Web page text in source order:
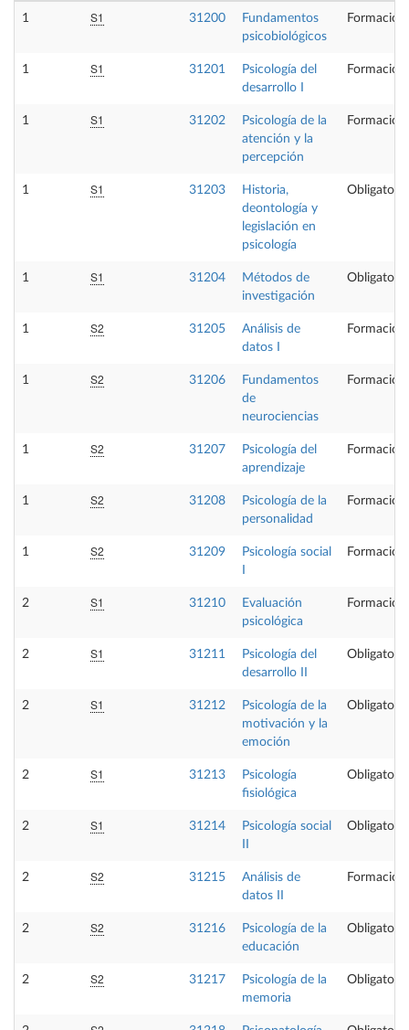
1 S1 31200
Fundamentos
psicobiológicos
Formación
1 S1 31201
Psicología del
desarrollo I
Formación
1 S1 31202
Psicología de la
atención y la
percepción
Formación
1 S1 31203
Historia,
deontología y
legislación en
psicología
Obligatoria
1 S1 31204
Métodos de
investigación
Obligatoria
1 S2 31205
Análisis de
datos I
Formación
1 S2 31206
Fundamentos
de
neurociencias
Formación
1 S2 31207
Psicología del
aprendizaje
Formación
1 S2 31208
Psicología de la
personalidad
Formación
1 S2 31209
Psicología social
Formación
2 S1 31210
Evaluación
psicológica
Formación
2 S1 31211
Psicología del
desarrollo II
Obligatoria
2 S1 31212
Psicología de la
motivación y la
emoción
Obligatoria
2 S1 31213
Psicología
fisiológica
Obligatoria
2 S1 31214
Psicología social
Obligatoria
2 S2 31215
Análisis de
datos II
Formación
2 S2 31216
Psicología de la
educación
Obligatoria
2 S2 31217
Psicología de la
memoria
Obligatoria